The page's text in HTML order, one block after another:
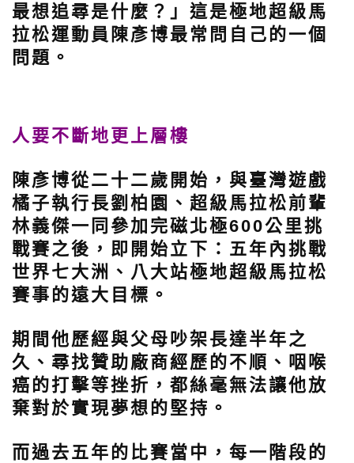
最想追尋是什麼？」這是極地超級馬
拉松運動員陳彥博最常問自己的一個
問題。
人要不斷地更上層樓
陳彥博從二十二歲開始，與臺灣遊戲
橘子執行長劉柏園、超級馬拉松前輩
林義傑一同參加完磁北極600公里挑
戰賽之後，即開始立下：五年內挑戰
世界七大洲、八大站極地超級馬拉松
賽事的遠大目標。
期間他歷經與父母吵架長達半年之
久、尋找贊助廠商經歷的不順、咽喉
癌的打擊等挫折，都絲毫無法讓他放
棄對於實現夢想的堅持。
而過去五年的比賽當中，每一階段的